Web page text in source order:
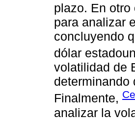
plazo. En otro
para analizar
concluyendo
dólar
volatilidad de
determinando
Finalmente,
analizar la